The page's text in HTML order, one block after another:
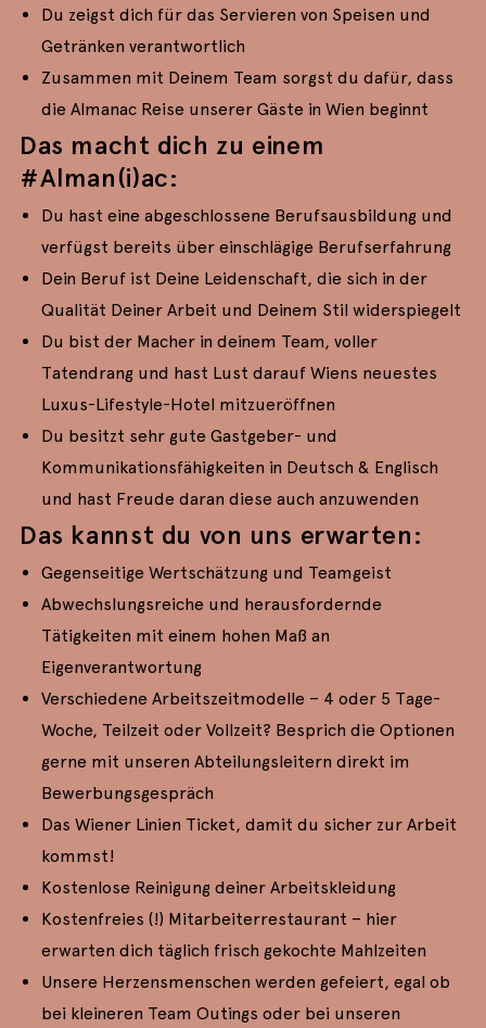
Du zeigst dich für das Servieren von Speisen und
Getränken verantwortlich
Zusammen mit Deinem Team sorgst du dafür, dass
die Almanac Reise unserer Gäste in Wien beginnt
Das macht dich zu einem
#Alman(i)ac:
Du hast eine abgeschlossene Berufsausbildung und
verfügst bereits über einschlägige Berufserfahrung
Dein Beruf ist Deine Leidenschaft, die sich in der
Qualität Deiner Arbeit und Deinem Stil widerspiegelt
Du bist der Macher in deinem Team, voller
Tatendrang und hast Lust darauf Wiens neuestes
Luxus-Lifestyle-Hotel mitzueröffnen
Du besitzt sehr gute Gastgeber- und
Kommunikationsfähigkeiten in Deutsch & Englisch
und hast Freude daran diese auch anzuwenden
Das kannst du von uns erwarten:
Gegenseitige Wertschätzung und Teamgeist
Abwechslungsreiche und herausfordernde
Tätigkeiten mit einem hohen Maß an
Eigenverantwortung
Verschiedene Arbeitszeitmodelle – 4 oder 5 Tage-
Woche, Teilzeit oder Vollzeit? Besprich die Optionen
gerne mit unseren Abteilungsleitern direkt im
Bewerbungsgespräch
Das Wiener Linien Ticket, damit du sicher zur Arbeit
kommst!
Kostenlose Reinigung deiner Arbeitskleidung
Kostenfreies (!) Mitarbeiterrestaurant – hier
erwarten dich täglich frisch gekochte Mahlzeiten
Unsere Herzensmenschen werden gefeiert, egal ob
bei kleineren Team Outings oder bei unseren